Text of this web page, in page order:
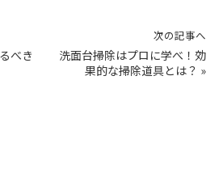
べき
次の記事へ
洗面台掃除はプロに学べ！効
果的な掃除道具とは？ »